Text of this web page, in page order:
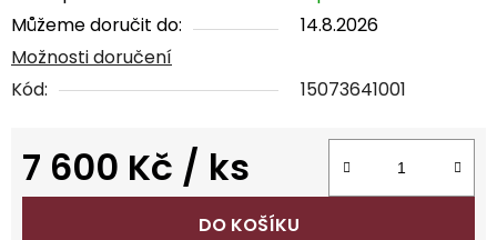
Můžeme doručit do:
14.8.2026
Možnosti doručení
Kód:
15073641001
7 600 Kč / ks
Měrná cena:
DO KOŠÍKU